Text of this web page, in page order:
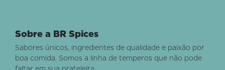
Sobre a BR Spices
Sabores únicos, ingredientes de qualidade e paixão por
boa comida. Somos a linha de temperos que não pode